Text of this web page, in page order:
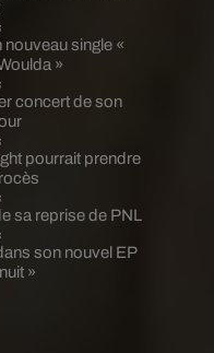
single «
»
concert de son
pourrait prendre
sa reprise de PNL
son nouvel EP
»